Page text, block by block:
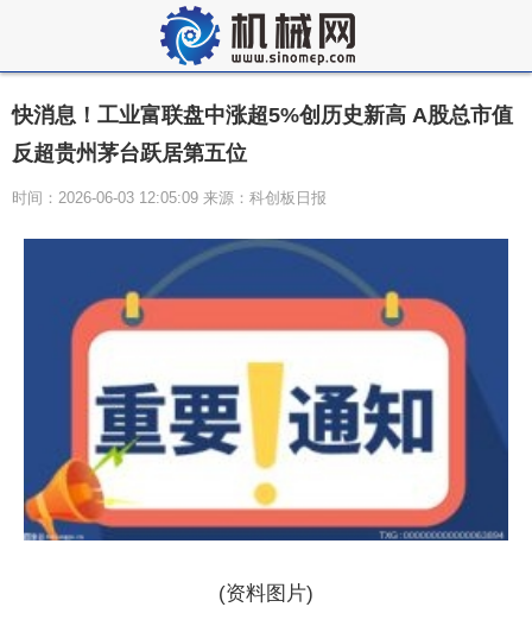
快消息！工业富联盘中涨超5%创历史新高 A股总市值
反超贵州茅台跃居第五位
时间：2026-06-03 12:05:09 来源：科创板日报
(资料图片)